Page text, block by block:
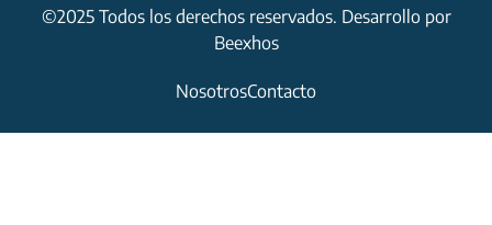
©2025 Todos los derechos reservados. Desarrollo por
Beexhos
NosotrosContacto